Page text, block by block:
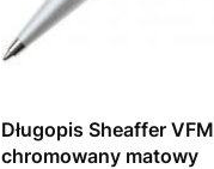
Długopis Sheaffer VFM
chromowany matowy